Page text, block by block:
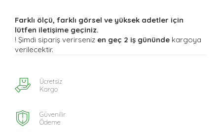
Farklı ölçü, farklı görsel ve yüksek adetler için
lütfen iletişime geçiniz.
! Şimdi sipariş verirseniz en geç 2 iş gününde kargoya
verilecektir.
Ücretsiz
Kargo
Güvenilir
Ödeme